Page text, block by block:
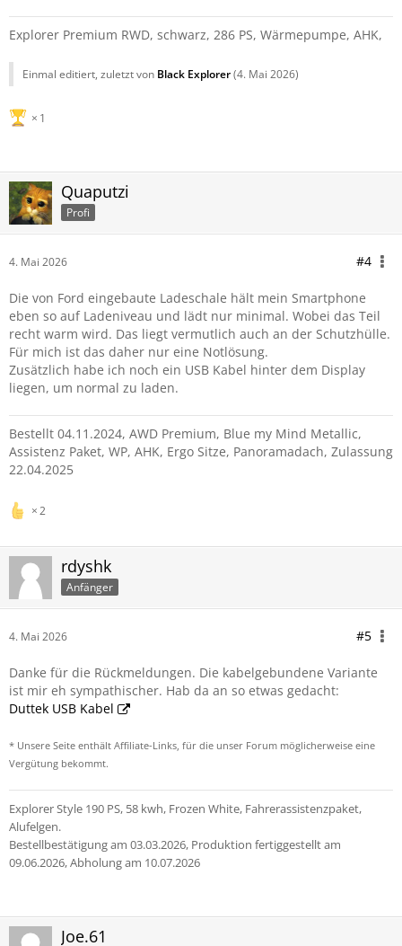
Explorer Premium RWD, schwarz, 286 PS, Wärmepumpe, AHK,
Einmal editiert, zuletzt von Black Explorer(4. Mai 2026)
1
Quaputzi
Profi
4. Mai 2026 #4
Die von Ford eingebaute Ladeschale hält mein Smartphone
eben so auf Ladeniveau und lädt nur minimal. Wobei das Teil
recht warm wird. Das liegt vermutlich auch an der Schutzhülle.
Für mich ist das daher nur eine Notlösung.
Zusätzlich habe ich noch ein USB Kabel hinter dem Display
liegen, um normal zu laden.
Bestellt 04.11.2024, AWD Premium, Blue my Mind Metallic,
Assistenz Paket, WP, AHK, Ergo Sitze, Panoramadach, Zulassung
22.04.2025
2
rdyshk
Anfänger
4. Mai 2026 #5
Danke für die Rückmeldungen. Die kabelgebundene Variante
ist mir eh sympathischer. Hab da an so etwas gedacht:
Duttek USB Kabel
* Unsere Seite enthält Affiliate-Links, für die unser Forum möglicherweise eine
Vergütung bekommt.
Explorer Style 190 PS, 58 kwh, Frozen White, Fahrerassistenzpaket,
Alufelgen.
Bestellbestätigung am 03.03.2026, Produktion fertiggestellt am
09.06.2026, Abholung am 10.07.2026
Joe.61